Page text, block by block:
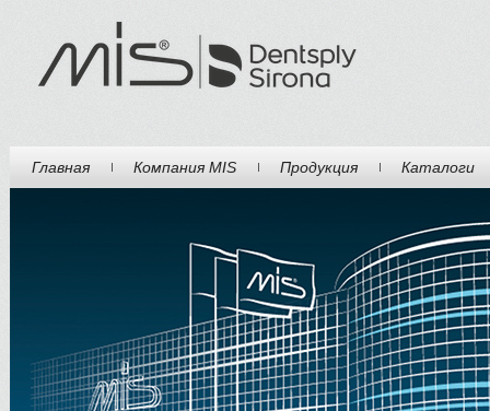
Главная Компания MIS Продукция Каталоги